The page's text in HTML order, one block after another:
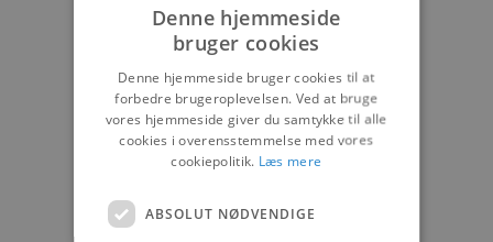
Denne hjemmeside
bruger cookies
Denne hjemmeside bruger cookies til at
forbedre brugeroplevelsen. Ved at bruge
vores hjemmeside giver du samtykke til alle
cookies i overensstemmelse med vores
cookiepolitik. Læs mere
ABSOLUT NØDVENDIGE